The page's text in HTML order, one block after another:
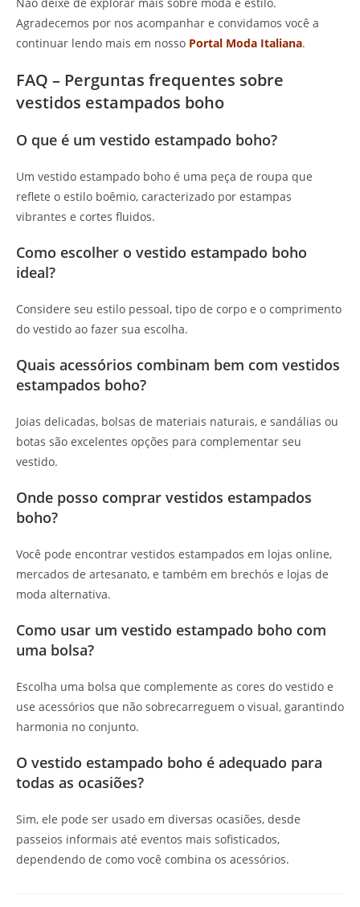
Agradecemos por nos acompanhar e convidamos você a
continuar lendo mais em nosso Portal Moda Italiana.
FAQ – Perguntas frequentes sobre
vestidos estampados boho
O que é um vestido estampado boho?
Um vestido estampado boho é uma peça de roupa que
reflete o estilo boêmio, caracterizado por estampas
vibrantes e cortes fluidos.
Como escolher o vestido estampado boho
ideal?
Considere seu estilo pessoal, tipo de corpo e o comprimento
do vestido ao fazer sua escolha.
Quais acessórios combinam bem com vestidos
estampados boho?
Joias delicadas, bolsas de materiais naturais, e sandálias ou
botas são excelentes opções para complementar seu
vestido.
Onde posso comprar vestidos estampados
boho?
Você pode encontrar vestidos estampados em lojas online,
mercados de artesanato, e também em brechós e lojas de
moda alternativa.
Como usar um vestido estampado boho com
uma bolsa?
Escolha uma bolsa que complemente as cores do vestido e
use acessórios que não sobrecarreguem o visual, garantindo
harmonia no conjunto.
O vestido estampado boho é adequado para
todas as ocasiões?
Sim, ele pode ser usado em diversas ocasiões, desde
passeios informais até eventos mais sofisticados,
dependendo de como você combina os acessórios.